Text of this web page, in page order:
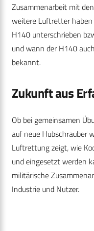
Zusammenarbeit mit
weitere Luftretter
H140 unterschrieben
und wann der H140
bekannt.
Zukunft aus
Ob bei gemeinsamen
auf neue Hubschrauber
Luftrettung zeigt, wie
und eingesetzt werden
militärische
Industrie und Nutzer.